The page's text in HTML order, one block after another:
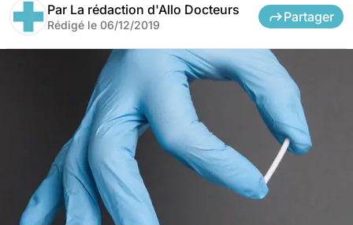
Par La rédaction d'Allo Docteurs
Rédigé le 06/12/2019
Partager